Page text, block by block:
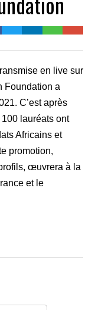
en live sur
Foundation a
C’est après
lauréats ont
Africains et
promotion,
œuvrera à la
et le